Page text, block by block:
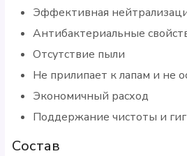
Эффективная
Антибактериальные
Отсутствие пыли
Не прилипает к лапам и не
Экономичный расход
Поддержание чистоты и
Состав